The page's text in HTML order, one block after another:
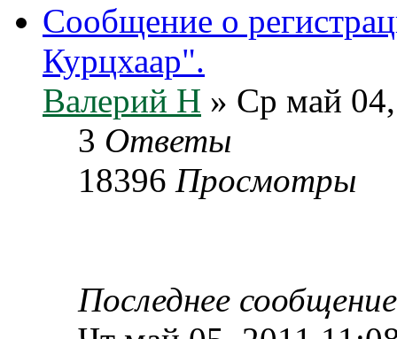
Сообщение о
Курцхаар".
Валерий Н » Ср май
3 Ответы
18396 Просмотры
Последнее